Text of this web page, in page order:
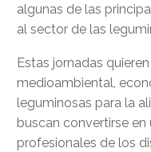
algunas de las
al sector de las
Estas jornadas
medioambiental,
leguminosas para la
buscan convertirse
profesionales de los